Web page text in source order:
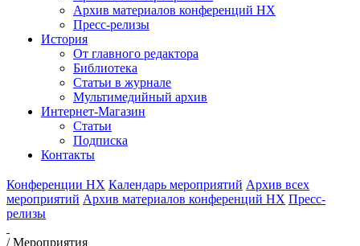
Архив материалов конференций НХ
Пресс-релизы
История
От главного редактора
Библиотека
Статьи в журнале
Мультимедийный архив
Интернет-Магазин
Статьи
Подписка
Контакты
Конференции НХ Календарь мероприятий Архив всех
мероприятий Архив материалов конференций НХ Пресс-
релизы
/Мероприятия